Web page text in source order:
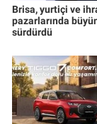
Brisa, yurtiçi ve
pazarlarında
sürdürdü